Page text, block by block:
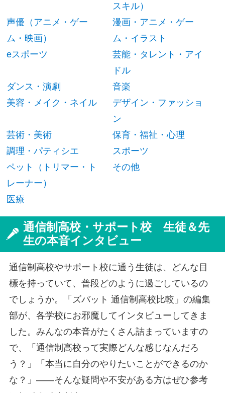
スキル）
声優（アニメ・ゲー
ム・映画）
漫画・アニメ・ゲー
ム・イラスト
eスポーツ
芸能・タレント・アイ
ドル
ダンス・演劇
音楽
美容・メイク・ネイル
デザイン・ファッショ
ン
芸術・美術
保育・福祉・心理
調理・パティシエ
スポーツ
ペット（トリマー・ト
レーナー）
その他
医療
通信制高校・サポート校 生徒＆先
生の本音インタビュー
通信制高校やサポート校に通う生徒は、どんな目
標を持っていて、普段どのように過ごしているの
でしょうか。「ズバット 通信制高校比較」の編集
部が、各学校にお邪魔してインタビューしてきま
した。みんなの本音がたくさん詰まっていますの
で、「通信制高校って実際どんな感じなんだろ
う？」「本当に自分のやりたいことができるのか
な？」――そんな疑問や不安がある方はぜひ参考